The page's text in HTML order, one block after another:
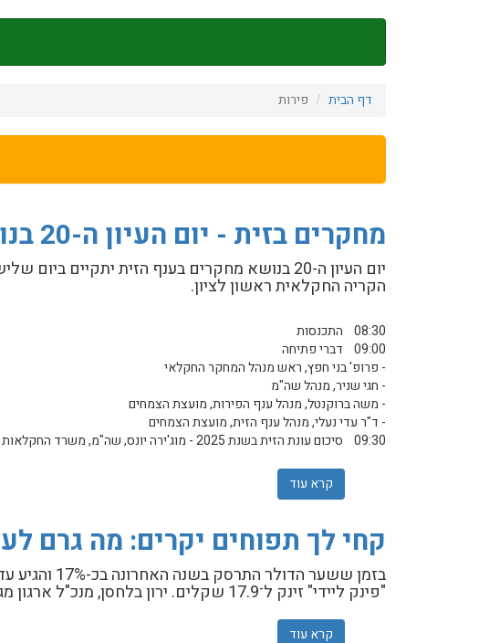
דף הבית פירות
מחקרים בזית - יום העיון ה-20 בנושא מחקרים בענף הזית
הקריה החקלאית ראשון לציון.
08:30 התכנסות
09:00 דברי פתיחה
- פרופ' בני חפץ, ראש מנהל המחקר החקלאי
- חגי שניר, מנהל שה"מ
- משה ברוקנטל, מנהל ענף הפירות, מועצת הצמחים
- ד"ר עדי נעלי, מנהל ענף הזית, מועצת הצמחים
09:30 סיכום עונת הזית בשנת 2025 - מוג'ירה יונס, שה"מ, משרד החקלאות
קרא עוד
קחי לך תפוחים יקרים: מה גרם
"פינק ליידי" זינק ל־17.9 שקלים. ירון בלחסן, מנכ"ל ארגון מגדלי הפירות: "יש כאן פער תיווך מטורף של הרשתות"
קרא עוד